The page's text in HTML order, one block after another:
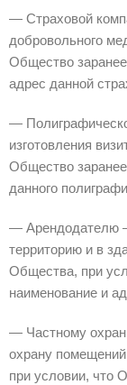
— Страховой
добровольного
Общество
адрес данной
—
изготовления
Общество
данного
— Арендодателю
территорию и в
Общества, при
наименование и
— Частному
охрану
при условии, что